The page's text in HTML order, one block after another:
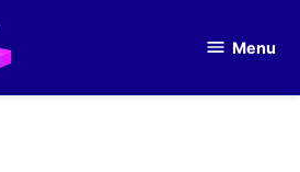
оборудования
Menu